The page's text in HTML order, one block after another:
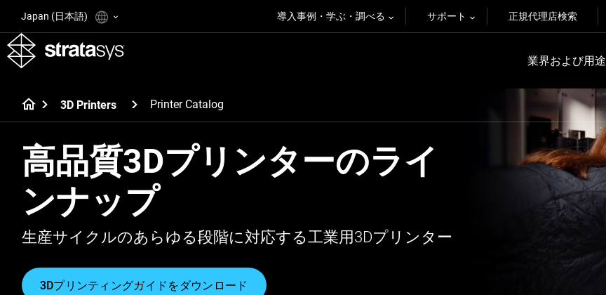
Japan (日本語) 導入事例・学ぶ・調べる サポート 正規代理店検索
業界および用途
3D Printers Printer Catalog
高品質3Dプリンターのライ
ンナップ
生産サイクルのあらゆる段階に対応する工業用3Dプリンター
3Dプリンティングガイドをダウンロード